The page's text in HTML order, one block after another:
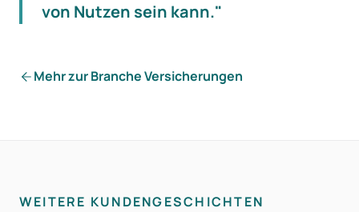
von Nutzen sein kann."
Mehr zur Branche Versicherungen
WEITERE KUNDENGESCHICHTEN